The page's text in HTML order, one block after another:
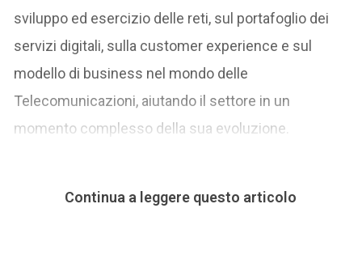
sviluppo ed esercizio delle reti, sul portafoglio dei
servizi digitali, sulla customer experience e sul
modello di business nel mondo delle
Telecomunicazioni, aiutando il settore in un
momento complesso della sua evoluzione.
Continua a leggere questo articolo